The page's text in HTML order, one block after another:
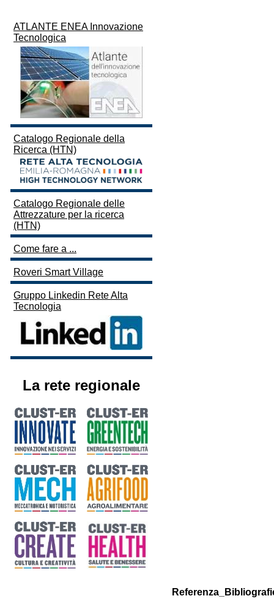
ATLANTE ENEA Innovazione
Tecnologica
Catalogo Regionale della
Ricerca (HTN)
Catalogo Regionale delle
Attrezzature per la ricerca
(HTN)
Come fare a ...
Roveri Smart Village
Gruppo Linkedin Rete Alta
Tecnologia
La rete regionale